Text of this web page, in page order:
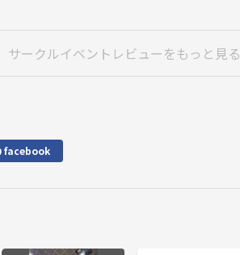
サークルイベントレビューをもっと見る
facebook